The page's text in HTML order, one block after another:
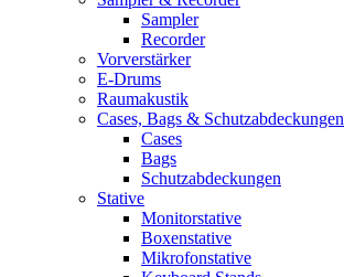
Sampler
Recorder
Vorverstärker
E-Drums
Raumakustik
Cases, Bags & Schutzabdeckungen
Cases
Bags
Schutzabdeckungen
Stative
Monitorstative
Boxenstative
Mikrofonstative